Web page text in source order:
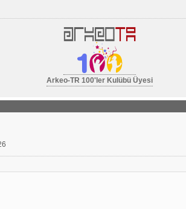
Arkeo-TR 100'ler Kulübü Üyesi